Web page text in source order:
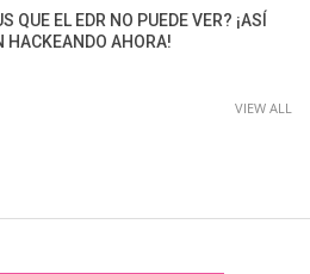
QUE EL EDR NO PUEDE VER? ¡ASÍ
HACKEANDO AHORA!
VIEW ALL